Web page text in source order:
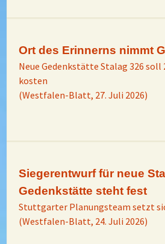
Ort des Erinnerns nimmt
Neue Gedenkstätte Stalag 326 soll
kosten
(Westfalen-Blatt, 27. Juli 2026)
Siegerentwurf für neue
Gedenkstätte steht fest
Stuttgarter Planungsteam setzt
(Westfalen-Blatt, 24. Juli 2026)